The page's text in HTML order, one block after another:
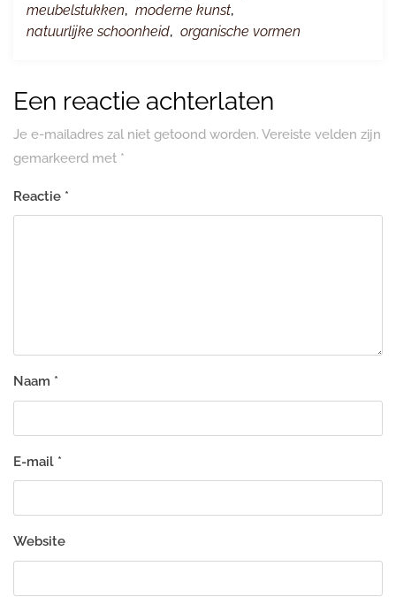
meubelstukken, moderne kunst,
natuurlijke schoonheid, organische vormen
Een reactie achterlaten
Je e-mailadres zal niet getoond worden. Vereiste velden zijn
gemarkeerd met *
Reactie *
Naam *
E-mail *
Website